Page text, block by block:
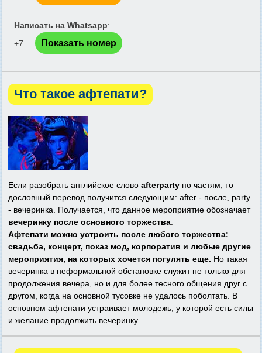
Написать на Whatsapp:
+7 ...
Показать номер
Что такое афтепати?
Если разобрать английское слово afterparty по частям, то
дословный перевод получится следующим: after - после, party
- вечеринка. Получается, что данное мероприятие обозначает
вечеринку после основного торжества
Афтепати можно устроить после любого торжества:
свадьба, концерт, показ мод, корпоратив и любые другие
мероприятия, на которых хочется погулять еще. Но такая
вечеринка в неформальной обстановке служит не только для
продолжения вечера, но и для более тесного общения друг с
другом, когда на основной тусовке не удалось поболтать. В
основном афтепати устраивает молодежь, у которой есть силы
и желание продолжить вечеринку.